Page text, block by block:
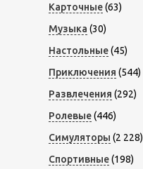
Карточные(63)
Музыка (30)
Настольные(45)
Приключения (544)
Развлечения (292)
Ролевые(446)
Симуляторы (2 228)
Спортивные(198)